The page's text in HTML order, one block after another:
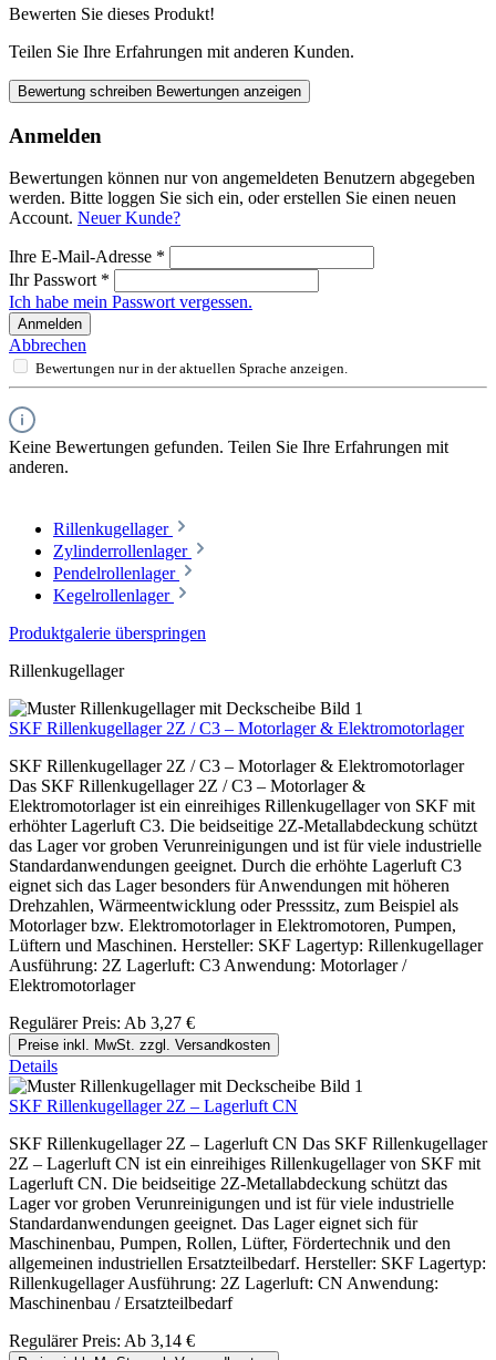
Bewerten Sie dieses Produkt!
Teilen Sie Ihre Erfahrungen mit anderen Kunden.
Bewertung schreiben Bewertungen anzeigen
Anmelden
Bewertungen können nur von angemeldeten Benutzern abgegeben
werden. Bitte loggen Sie sich ein, oder erstellen Sie einen neuen
Account. Neuer Kunde?
Ihre E-Mail-Adresse *
Ihr Passwort *
Ich habe mein Passwort vergessen.
Anmelden
Abbrechen
Bewertungen nur in der aktuellen Sprache anzeigen.
Keine Bewertungen gefunden. Teilen Sie Ihre Erfahrungen mit
anderen.
Rillenkugellager
Zylinderrollenlager
Pendelrollenlager
Kegelrollenlager
Produktgalerie überspringen
Rillenkugellager
SKF Rillenkugellager 2Z / C3 – Motorlager & Elektromotorlager
SKF Rillenkugellager 2Z / C3 – Motorlager & Elektromotorlager
Das SKF Rillenkugellager 2Z / C3 – Motorlager &
Elektromotorlager ist ein einreihiges Rillenkugellager von SKF mit
erhöhter Lagerluft C3. Die beidseitige 2Z-Metallabdeckung schützt
das Lager vor groben Verunreinigungen und ist für viele industrielle
Standardanwendungen geeignet. Durch die erhöhte Lagerluft C3
eignet sich das Lager besonders für Anwendungen mit höheren
Drehzahlen, Wärmeentwicklung oder Presssitz, zum Beispiel als
Motorlager bzw. Elektromotorlager in Elektromotoren, Pumpen,
Lüftern und Maschinen. Hersteller: SKF Lagertyp: Rillenkugellager
Ausführung: 2Z Lagerluft: C3 Anwendung: Motorlager /
Elektromotorlager
Regulärer Preis: Ab 3,27 €
Preise inkl. MwSt. zzgl. Versandkosten
Details
SKF Rillenkugellager 2Z – Lagerluft CN
SKF Rillenkugellager 2Z – Lagerluft CN Das SKF Rillenkugellager
2Z – Lagerluft CN ist ein einreihiges Rillenkugellager von SKF mit
Lagerluft CN. Die beidseitige 2Z-Metallabdeckung schützt das
Lager vor groben Verunreinigungen und ist für viele industrielle
Standardanwendungen geeignet. Das Lager eignet sich für
Maschinenbau, Pumpen, Rollen, Lüfter, Fördertechnik und den
allgemeinen industriellen Ersatzteilbedarf. Hersteller: SKF Lagertyp:
Rillenkugellager Ausführung: 2Z Lagerluft: CN Anwendung:
Maschinenbau / Ersatzteilbedarf
Regulärer Preis: Ab 3,14 €